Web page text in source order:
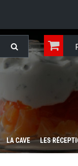
LA CAVE LES